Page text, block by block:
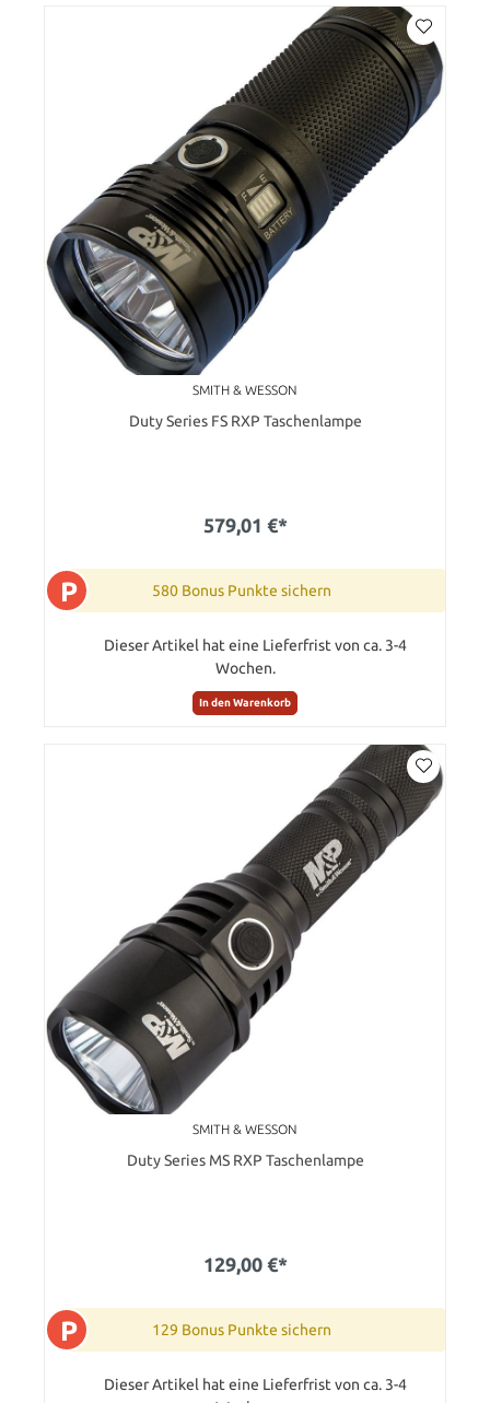
SMITH & WESSON
Duty Series FS RXP Taschenlampe
579,01 €*
P 580 Bonus Punkte sichern
Dieser Artikel hat eine Lieferfrist von ca. 3-4
Wochen.
In den Warenkorb
SMITH & WESSON
Duty Series MS RXP Taschenlampe
129,00 €*
P 129 Bonus Punkte sichern
Dieser Artikel hat eine Lieferfrist von ca. 3-4